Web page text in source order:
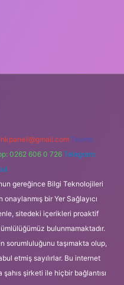
Teams:
0262 606 0 726 Telegram:
gereğince Bilgi Teknolojileri
bir Yer Sağlayıcı
sitedeki içerikleri proaktif
bulunmamaktadır.
sorumluluğunu taşımakta olup,
etmiş sayılırlar. Bu internet
şirketi ile hiçbir bağlantısı